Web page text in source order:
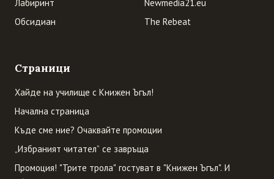
Лабиринт
Обсидиан
Newmedia21.eu
The Rebeat
Страници
Хайде на училище с Книжен Ъгъл!
Начална страница
Къде сме ние? Очаквайте промоции
„Избраният читател” се завръща
Промоция! "Трите трола" гостуват в "Книжен Ъгъл". И